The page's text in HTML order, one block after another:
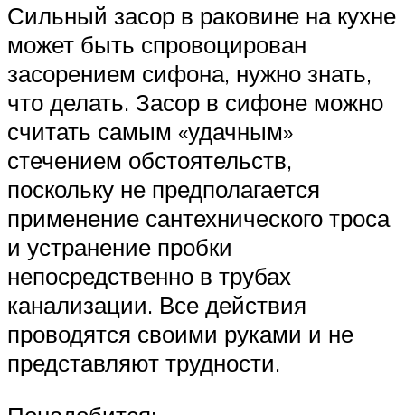
Сильный засор в раковине на кухне
может быть спровоцирован
засорением сифона, нужно знать,
что делать. Засор в сифоне можно
считать самым «удачным»
стечением обстоятельств,
поскольку не предполагается
применение сантехнического троса
и устранение пробки
непосредственно в трубах
канализации. Все действия
проводятся своими руками и не
представляют трудности.